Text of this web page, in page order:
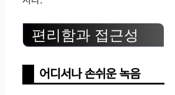
편리함과 접근성
어디서나 손쉬운 녹음